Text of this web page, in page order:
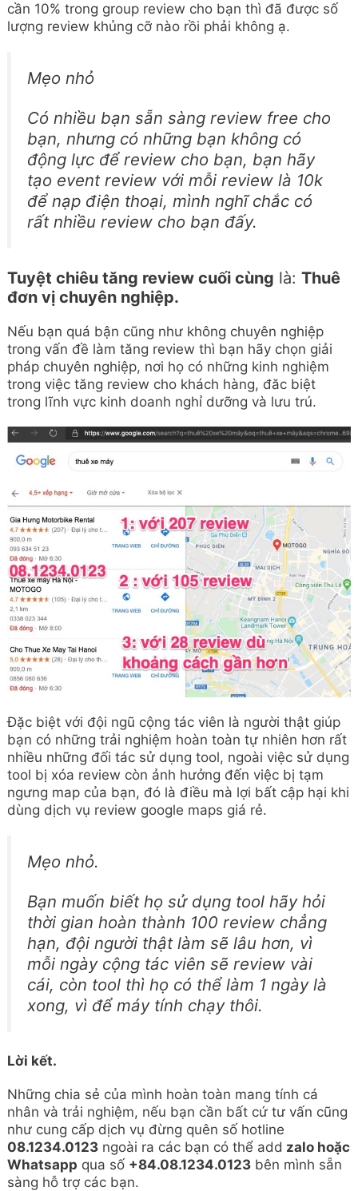
cần 10% trong group review cho bạn thì đã được số
lượng review khủng cỡ nào rồi phải không ạ.
Mẹo nhỏ
Có nhiều bạn sẵn sàng review free cho
bạn, nhưng có những bạn không có
động lực để review cho bạn, bạn hãy
tạo event review với mỗi review là 10k
để nạp điện thoại, mình nghĩ chắc có
rất nhiều review cho bạn đấy.
Tuyệt chiêu tăng review cuối cùng là: Thuê
đơn vị chuyên nghiệp.
Nếu bạn quá bận cũng như không chuyên nghiệp
trong vấn đề làm tăng review thì bạn hãy chọn giải
pháp chuyên nghiệp, nơi họ có những kinh nghiệm
trong việc tăng review cho khách hàng, đăc biệt
trong lĩnh vực kinh doanh nghỉ dưỡng và lưu trú.
Đặc biệt với đội ngũ cộng tác viên là người thật giúp
bạn có những trải nghiệm hoàn toàn tự nhiên hơn rất
nhiều những đối tác sử dụng tool, ngoài việc sử dụng
tool bị xóa review còn ảnh hưởng đến việc bị tạm
ngưng map của bạn, đó là điều mà lợi bất cập hại khi
dùng dịch vụ review google maps giá rẻ.
Mẹo nhỏ.
Bạn muốn biết họ sử dụng tool hãy hỏi
thời gian hoàn thành 100 review chẳng
hạn, đội người thật làm sẽ lâu hơn, vì
mỗi ngày cộng tác viên sẽ review vài
cái, còn tool thì họ có thể làm 1 ngày là
xong, vì để máy tính chạy thôi.
Lời kết.
Những chia sẻ của mình hoàn toàn mang tính cá
nhân và trải nghiệm, nếu bạn cần bất cứ tư vấn cũng
như cung cấp dịch vụ đừng quên số hotline
08.1234.0123 ngoài ra các bạn có thể add zalo hoặc
Whatsapp qua số +84.08.1234.0123 bên mình sẵn
sàng hỗ trợ các bạn.